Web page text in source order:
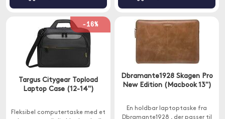
-16%
Targus Citygear Topload
Laptop Case (12-14")
Fleksibel computertaske med et
Dbramante1928 Skagen Pro
New Edition (Macbook 13")
En holdbar laptoptaske fra
Dbramante1928 , der passer til